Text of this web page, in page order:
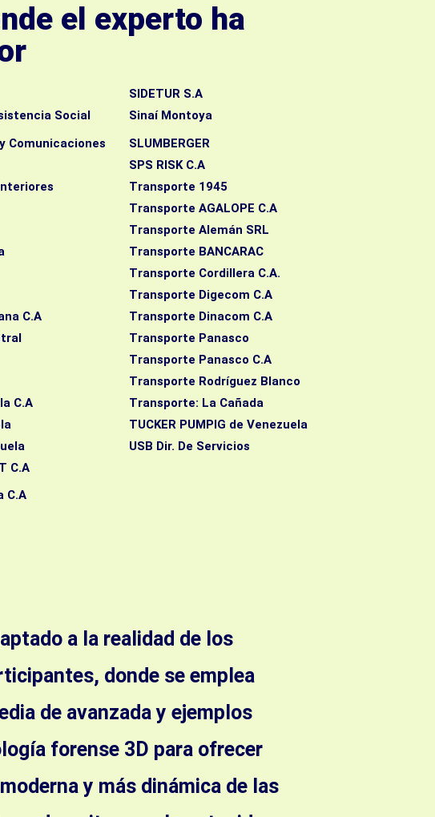
el experto ha
Social
Comunicaciones
C.A
C.A
C.A
C.A
SIDETUR S.A
Sinaí Montoya
SLUMBERGER
SPS RISK C.A
Transporte 1945
Transporte AGALOPE C.A
Transporte Alemán SRL
Transporte BANCARAC
Transporte Cordillera C.A.
Transporte Digecom C.A
Transporte Dinacom C.A
Transporte Panasco
Transporte Panasco C.A
Transporte Rodríguez Blanco
Transporte: La Cañada
TUCKER PUMPIG de Venezuela
USB Dir. De Servicios
a la realidad de los
donde se emplea
de avanzada y ejemplos
forense 3D para ofrecer
y más dinámica de las